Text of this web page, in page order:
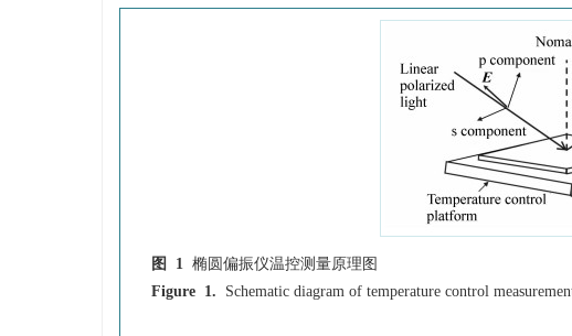
图 1 椭圆偏振仪温控测量原理图
Figure 1.
Schematic diagram of temperature control